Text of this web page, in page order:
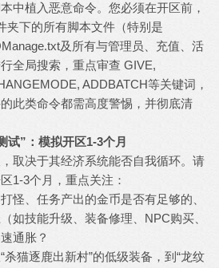
中植入恶意命令。您必须在开区前，
夹下的所有脚本文件（特别是
及所有与管理员、充值、活
全局搜索，重点审查 GIVE,
ADDBATCH等关键词，
此类命令都需高度警惕，并彻底清
试”：模拟开区1-3个月
取决于其经济系统能否自我循环。请
1-3个月，重点关注：
打怪、任务产出的金币是否有足够的、
如技能升级、装备修理、NPC购买、
通胀？
“杀猫逐鹿出新村”的低级装备，到“龙纹